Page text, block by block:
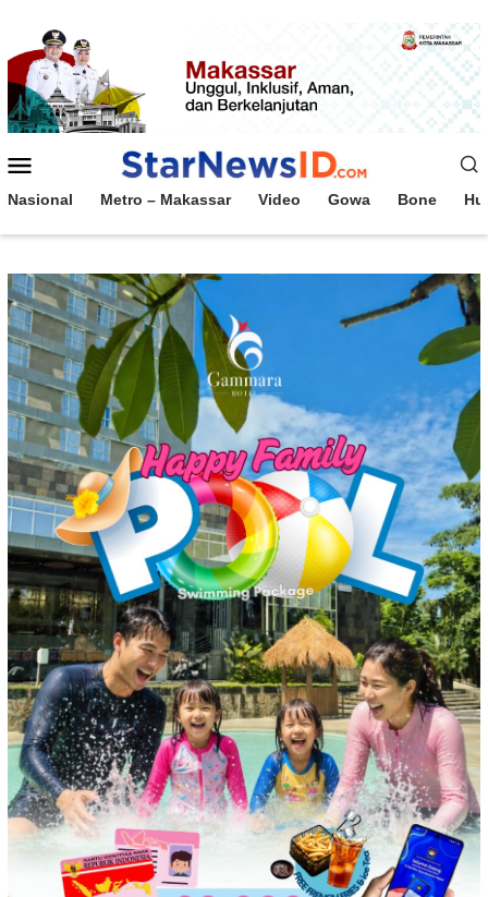
konten
Mobile
Nasional Metro – Makassar Video Gowa Bone